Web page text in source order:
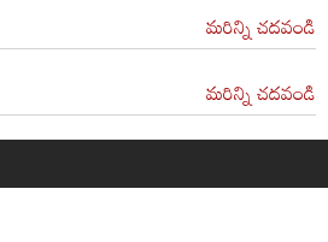
మరిన్ని చదవండి
మరిన్ని చదవండి